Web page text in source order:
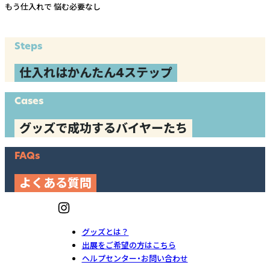
もう仕入れで 悩む必要なし
Steps
仕入れはかんたん4ステップ
Cases
グッズで成功するバイヤーたち
FAQs
よくある質問
グッズとは？
出展をご希望の方はこちら
ヘルプセンター・お問い合わせ